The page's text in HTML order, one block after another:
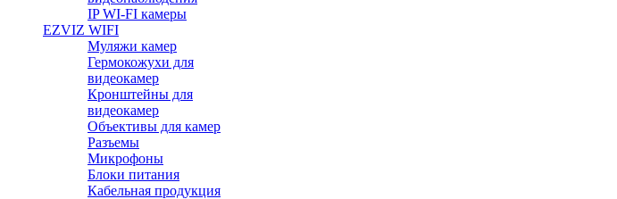
IP WI-FI камеры
EZVIZ WIFI
Муляжи камер
Гермокожухи для
видеокамер
Кронштейны для
видеокамер
Объективы для камер
Разъемы
Микрофоны
Блоки питания
Кабельная продукция